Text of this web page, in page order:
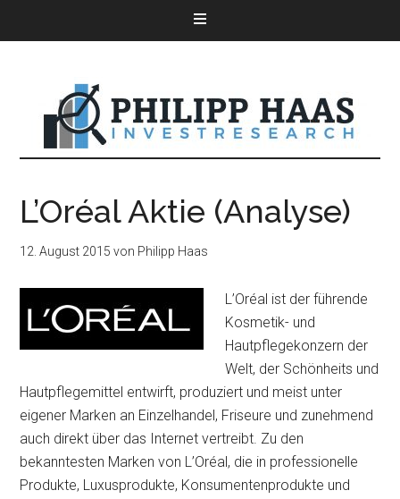
L’Oréal Aktie (Analyse)
12. August 2015 von Philipp Haas
L’Oréal ist der führende
Kosmetik- und
Hautpflegekonzern der
Welt, der Schönheits und
Hautpflegemittel entwirft, produziert und meist unter
eigener Marken an Einzelhandel, Friseure und zunehmend
auch direkt über das Internet vertreibt. Zu den
bekanntesten Marken von L’Oréal, die in professionelle
Produkte, Luxusprodukte, Konsumentenprodukte und